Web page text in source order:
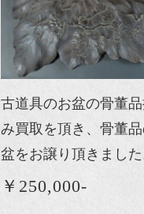
古道具のお盆の骨董
み買取を頂き、骨董
盆をお譲り頂きました
￥250,000-